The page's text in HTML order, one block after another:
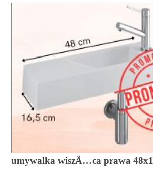
umywalka wiszÄ…ca prawa